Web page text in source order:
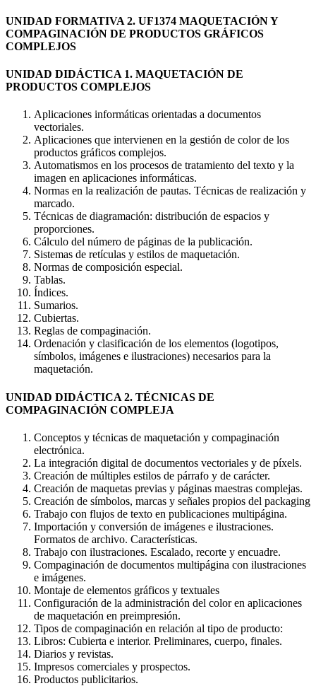
UNIDAD FORMATIVA 2. UF1374 MAQUETACIÓN Y
COMPAGINACIÓN DE PRODUCTOS GRÁFICOS
COMPLEJOS
UNIDAD DIDÁCTICA 1. MAQUETACIÓN DE
PRODUCTOS COMPLEJOS
Aplicaciones informáticas orientadas a documentos
vectoriales.
Aplicaciones que intervienen en la gestión de color de los
productos gráficos complejos.
Automatismos en los procesos de tratamiento del texto y la
imagen en aplicaciones informáticas.
Normas en la realización de pautas. Técnicas de realización y
marcado.
Técnicas de diagramación: distribución de espacios y
proporciones.
Cálculo del número de páginas de la publicación.
Sistemas de retículas y estilos de maquetación.
Normas de composición especial.
Tablas.
Índices.
Sumarios.
Cubiertas.
Reglas de compaginación.
Ordenación y clasificación de los elementos (logotipos,
símbolos, imágenes e ilustraciones) necesarios para la
maquetación.
UNIDAD DIDÁCTICA 2. TÉCNICAS DE
COMPAGINACIÓN COMPLEJA
Conceptos y técnicas de maquetación y compaginación
electrónica.
La integración digital de documentos vectoriales y de píxels.
Creación de múltiples estilos de párrafo y de carácter.
Creación de maquetas previas y páginas maestras complejas.
Creación de símbolos, marcas y señales propios del packaging
Trabajo con flujos de texto en publicaciones multipágina.
Importación y conversión de imágenes e ilustraciones.
Formatos de archivo. Características.
Trabajo con ilustraciones. Escalado, recorte y encuadre.
Compaginación de documentos multipágina con ilustraciones
e imágenes.
Montaje de elementos gráficos y textuales
Configuración de la administración del color en aplicaciones
de maquetación en preimpresión.
Tipos de compaginación en relación al tipo de producto:
Libros: Cubierta e interior. Preliminares, cuerpo, finales.
Diarios y revistas.
Impresos comerciales y prospectos.
Productos publicitarios.